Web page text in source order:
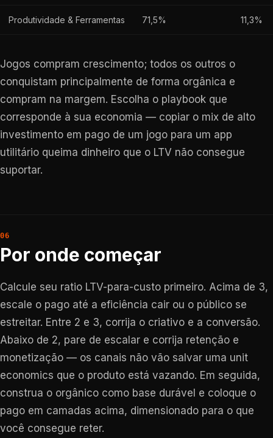
Produtividade & Ferramentas 71,5% 11,3%
Jogos compram crescimento; todos os outros o
conquistam principalmente de forma orgânica e
compram na margem. Escolha o playbook que
corresponde à sua economia — copiar o mix de alto
investimento em pago de um jogo para um app
utilitário queima dinheiro que o LTV não consegue
suportar.
Por onde começar
Calcule seu ratio LTV-para-custo primeiro. Acima de 3,
escale o pago até a eficiência cair ou o público se
estreitar. Entre 2 e 3, corrija o criativo e a conversão.
Abaixo de 2, pare de escalar e corrija retenção e
monetização — os canais não vão salvar uma unit
economics que o produto está vazando. Em seguida,
construa o orgânico como base durável e coloque o
pago em camadas acima, dimensionado para o que
você consegue reter.